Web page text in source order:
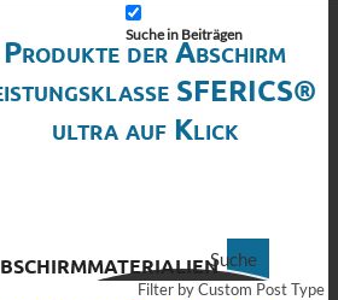
Suche in Beiträgen
Suche
Filter by Custom Post Type
Produkte der Abschirm
SFERICS®
ultra auf Klick